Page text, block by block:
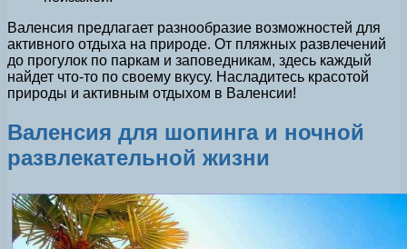
Валенсия предлагает разнообразие возможностей для
активного отдыха на природе. От пляжных развлечений
до прогулок по паркам и заповедникам, здесь каждый
найдет что-то по своему вкусу. Насладитесь красотой
природы и активным отдыхом в Валенсии!
Валенсия для шопинга и ночной
развлекательной жизни